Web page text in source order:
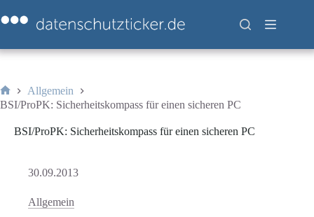
Inhalt
springen
Start
Allgemein
BSI/ProPK: Sicherheitskompass für einen sicheren PC
BSI/ProPK: Sicherheitskompass für einen sicheren PC
30.09.2013
Allgemein